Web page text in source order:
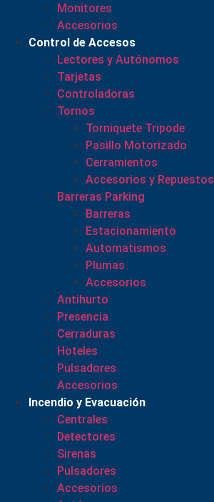
Monitores
Accesorios
Control de Accesos
Lectores y Autónomos
Tarjetas
Controladoras
Tornos
Torniquete Tripode
Pasillo Motorizado
Cerramientos
Accesorios y Repuestos
Barreras Parking
Barreras
Estacionamiento
Automatismos
Plumas
Accesorios
Antihurto
Presencia
Cerraduras
Hoteles
Pulsadores
Accesorios
Incendio y Evacuación
Centrales
Detectores
Sirenas
Pulsadores
Accesorios